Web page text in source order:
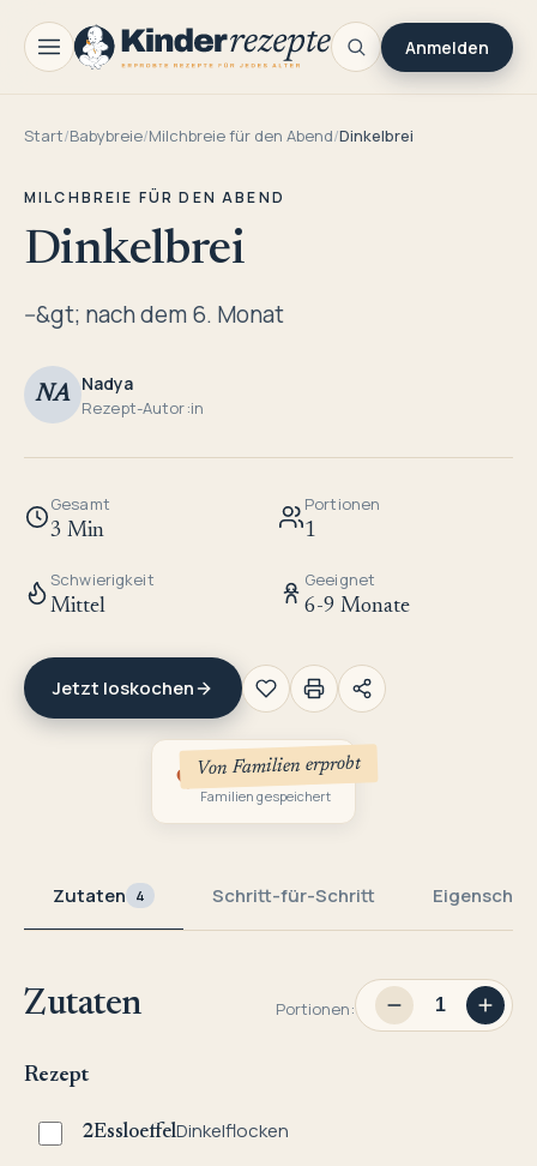
Anmelden
Start/Babybreie/Milchbreie für den Abend/Dinkelbrei
MILCHBREIE FÜR DEN ABEND
Dinkelbrei
--&gt; nach dem 6. Monat
NA Nadya
Rezept-Autor:in
Gesamt
3 Min
Portionen
1
Schwierigkeit
Mittel
Geeignet
6-9 Monate
Jetzt loskochen
Von Familien erprobt
1
Familien gespeichert
Zutaten 4 Schritt-für-Schritt
Zutaten Portionen:
Rezept
2EssloeffelDinkelflocken